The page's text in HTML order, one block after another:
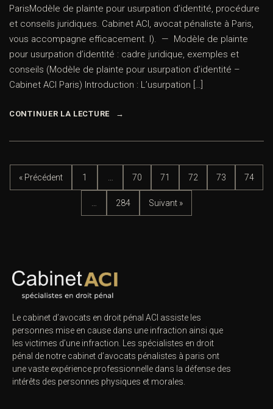
ParisModèle de plainte pour usurpation d’identité, procédure
et conseils juridiques. Cabinet ACI, avocat pénaliste à Paris,
vous accompagne efficacement. I). — Modèle de plainte
pour usurpation d’identité : cadre juridique, exemples et
conseils (Modèle de plainte pour usurpation d’identité –
Cabinet ACI Paris) Introduction : L’usurpation […]
CONTINUER LA LECTURE
« Précédent 1 70 71 72 73 74
284 Suivant »
Le cabinet d’avocats en droit pénal ACI assiste les
personnes mise en cause dans une infraction ainsi que
les victimes d’une infraction. Les spécialistes en droit
pénal de notre cabinet d’avocats pénalistes à paris ont
une vaste expérience professionnelle dans la défense des
intérêts des personnes physiques et morales.